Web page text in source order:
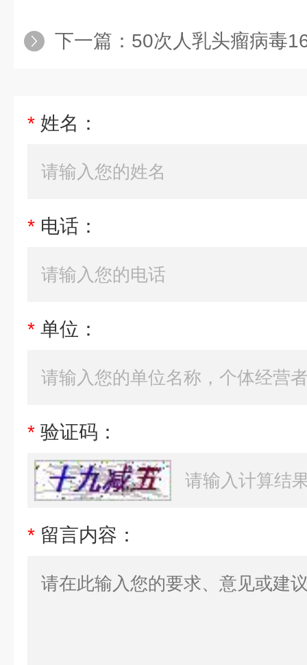
下一篇： 50次人乳头瘤病毒16探
* 姓名：
* 电话：
* 单位：
* 验证码：
* 留言内容：